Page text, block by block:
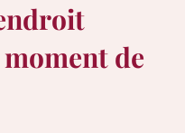
moment de